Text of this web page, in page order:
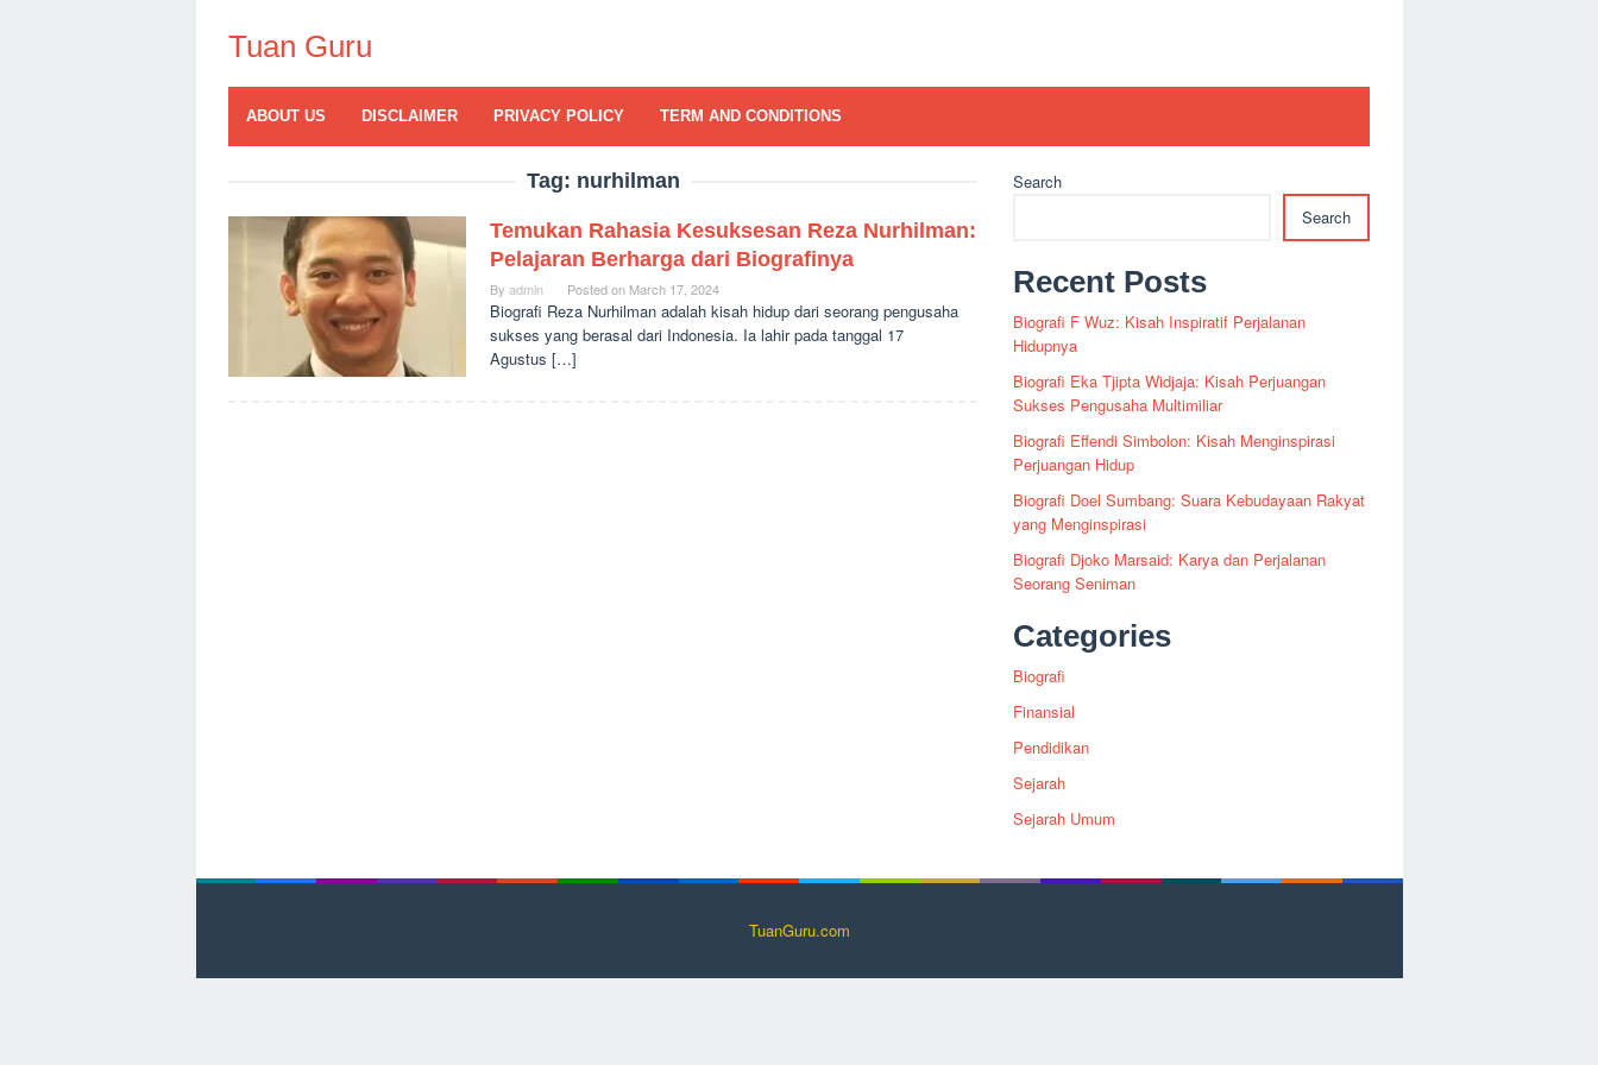
contentTuan Guru
ABOUT US DISCLAIMER PRIVACY POLICY TERM AND CONDITIONS
Tag: nurhilman
Temukan Rahasia Kesuksesan Reza Nurhilman:
Pelajaran Berharga dari Biografinya
By admin Posted on March 17, 2024
Biografi Reza Nurhilman adalah kisah hidup dari seorang pengusaha
sukses yang berasal dari Indonesia. Ia lahir pada tanggal 17
Agustus […]
Search
Search
Recent Posts
Biografi F Wuz: Kisah Inspiratif Perjalanan
Hidupnya
Biografi Eka Tjipta Widjaja: Kisah Perjuangan
Sukses Pengusaha Multimiliar
Biografi Effendi Simbolon: Kisah Menginspirasi
Perjuangan Hidup
Biografi Doel Sumbang: Suara Kebudayaan Rakyat
yang Menginspirasi
Biografi Djoko Marsaid: Karya dan Perjalanan
Seorang Seniman
Categories
Biografi
Finansial
Pendidikan
Sejarah
Sejarah Umum
TuanGuru.com